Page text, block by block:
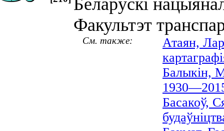
Беларускі
Факультэт
См. также:
Атаян,
Балыкін,
Басакоў,